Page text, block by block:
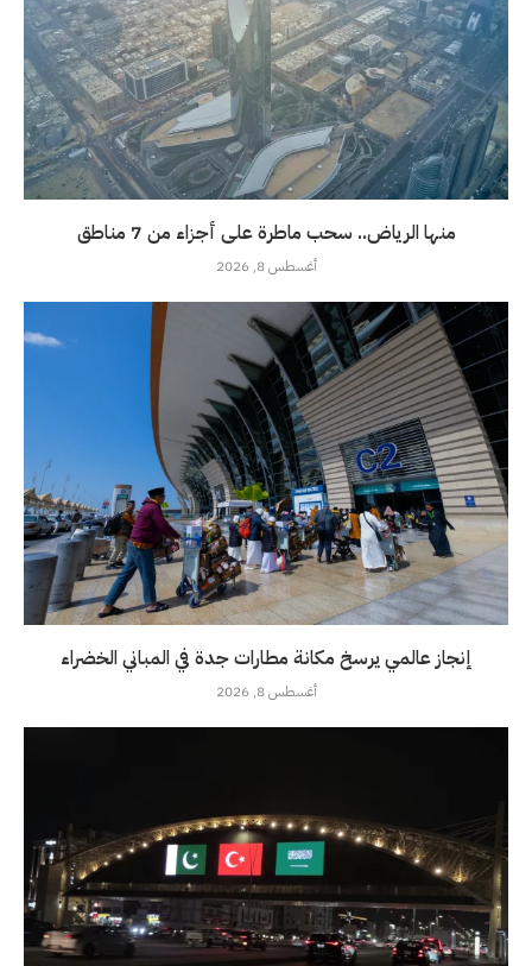
منها الرياض.. سحب ماطرة على أجزاء من 7 مناطق
أغسطس 8, 2026
إنجاز عالمي يرسخ مكانة مطارات جدة في المباني الخضراء
أغسطس 8, 2026